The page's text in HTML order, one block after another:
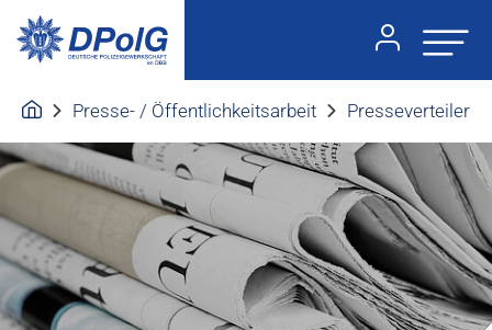
Presse- / Öffentlichkeitsarbeit Presseverteiler